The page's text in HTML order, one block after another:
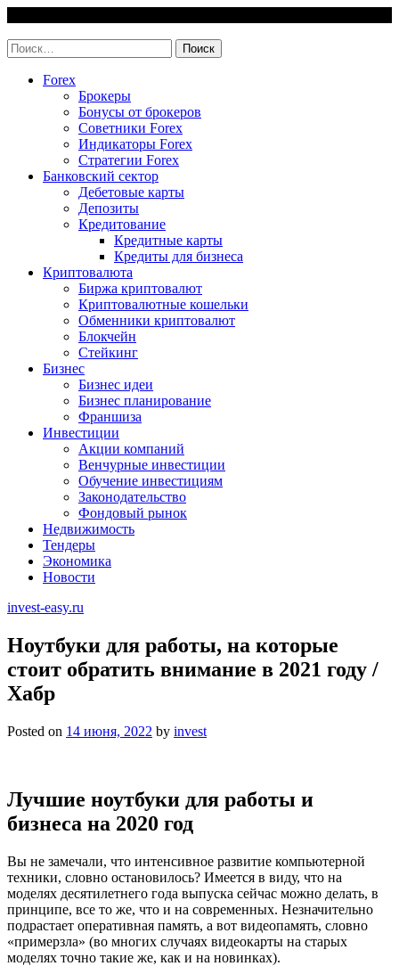
content
Найти:
Forex
Брокеры
Бонусы от брокеров
Советники Forex
Индикаторы Forex
Стратегии Forex
Банковский сектор
Дебетовые карты
Депозиты
Кредитование
Кредитные карты
Кредиты для бизнеса
Криптовалюта
Биржа криптовалют
Криптовалютные кошельки
Обменники криптовалют
Блокчейн
Стейкинг
Бизнес
Бизнес идеи
Бизнес планирование
Франшиза
Инвестиции
Акции компаний
Венчурные инвестиции
Обучение инвестициям
Законодательство
Фондовый рынок
Недвижимость
Тендеры
Экономика
Новости
invest-easy.ru
Ноутбуки для работы, на которые
стоит обратить внимание в 2021 году /
Хабр
Posted on 14 июня, 2022 by invest
Лучшие ноутбуки для работы и
бизнеса на 2020 год
Вы не замечали, что интенсивное развитие компьютерной
техники, словно остановилось? Имеется в виду, что на
моделях десятилетнего года выпуска сейчас можно делать, в
принципе, все то же, что и на современных. Незначительно
подрастает оперативная память, а вот видеопамять, словно
«примерзла» (во многих случаях видеокарты на старых
моделях точно такие же, как и на новинках).